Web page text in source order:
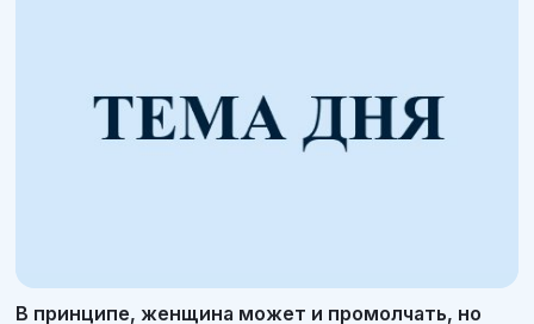
В принципе, женщина может и промолчать, но